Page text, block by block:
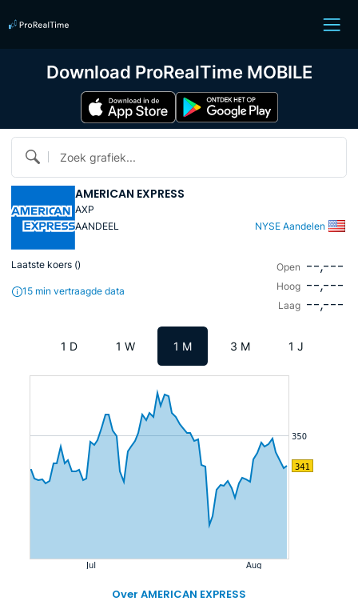
Zoek grafiek...
AMERICAN EXPRESS
AXP
AANDEEL
NYSE Aandelen
Laatste koers ()
15 min vertraagde data
Open --,---
Hoog --,---
Laag --,---
1 D 1 W 1 M 3 M 1 J
Over AMERICAN EXPRESS
Download ProRealTime MOBILE